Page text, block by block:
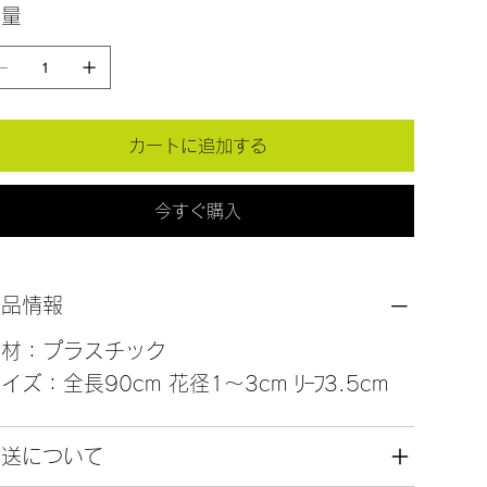
カートに追加する
今すぐ購入
情報
：プラスチック
ズ：全長90cm 花径1～3cm ﾘｰﾌ3.5cm
について